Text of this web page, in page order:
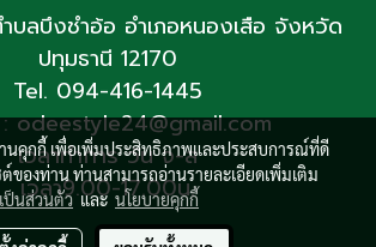
บลบึงชำอ้อ อำเภอหนองเสือ จังหวัด
ปทุมธานี 12170
Tel. 094-416-1445
: odeestyle24@gmail.com
เวลาทำการ วัน จ-ส
เวลา9.00-17.00น.
านคุกกี้ เพื่อเพิ่มประสิทธิภาพและประสบการณ์ที่ดี
ต์ของท่าน ท่านสามารถอ่านรายละเอียดเพิ่มเติม
ป็นส่วนตัวและ นโยบายคุกกี้